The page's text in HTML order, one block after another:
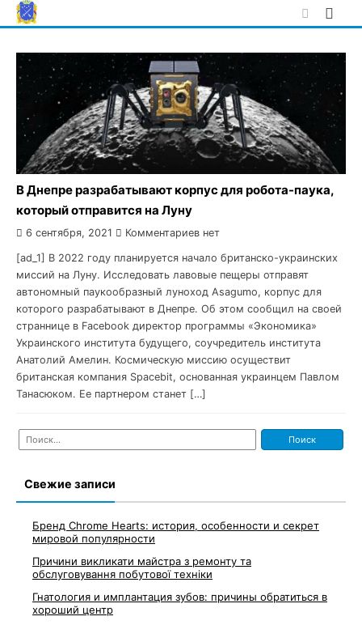
Skip
to
В Днепре разрабатывают корпус для робота-паука,
который отправится на Луну
6 сентября, 2021 Комментариев нет
[ad_1] В 2022 году планируется начало британско-украинских
миссий на Луну. Исследовать лавовые пещеры отправят
автономный паукообразный луноход Asagumo, корпус для
которого разрабатывают в Днепре. Об этом сообщил на своей
страннице в Facebook директор программы «Экономика»
Украинского института будущего, соучредитель института
Анатолий Амелин. Космическую миссию осуществит
британская компания Spacebit, основанная украинцем Павлом
Танасюком. Ее партнером станет […]
Найти:
Свежие записи
Бренд Chrome Hearts: история, особенности и секрет
мировой популярности
Причини викликати майстра з ремонту та
обслуговування побутової техніки
Гнатология и имплантация зубов: причины обратиться в
хороший центр